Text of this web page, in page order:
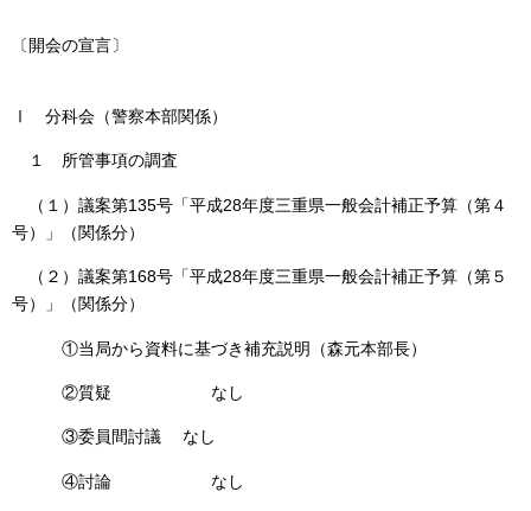
〔開会の宣言〕
Ⅰ 分科会（警察本部関係）
１ 所管事項の調査
（１）議案第135号「平成28年度三重県一般会計補正予算（第４
号）」（関係分）
（２）議案第168号「平成28年度三重県一般会計補正予算（第５
号）」（関係分）
①当局から資料に基づき補充説明（森元本部長）
②質疑 なし
③委員間討議 なし
④討論 なし